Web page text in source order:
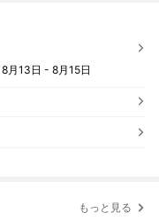
8月13日 - 8月15日
もっと見る